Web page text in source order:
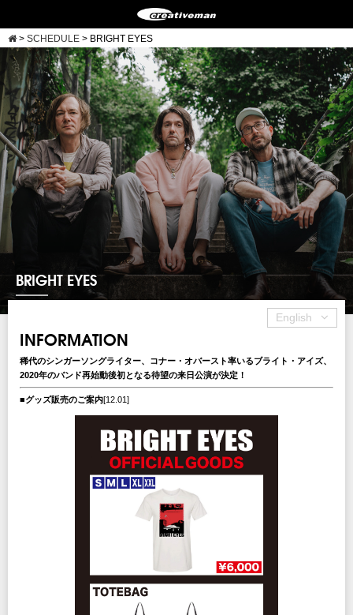
> SCHEDULE > BRIGHT EYES
BRIGHT EYES
English
INFORMATION
稀代のシンガーソングライター、コナー・オバースト率いるブライト・アイズ、
2020年のバンド再始動後初となる待望の来日公演が決定！
■グッズ販売のご案内[12.01]